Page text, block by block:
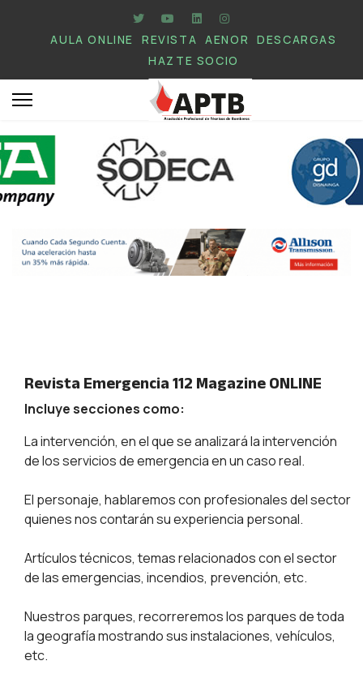
AULA ONLINE REVISTA AENOR
DESCARGAS
HAZTE SOCIO
Revista Emergencia 112 Magazine ONLINE
Incluye secciones como:
La intervención, en el que se analizará la intervención
de los servicios de emergencia en un caso real.
El personaje, hablaremos con profesionales del sector
quienes nos contarán su experiencia personal.
Artículos técnicos, temas relacionados con el sector
de las emergencias, incendios, prevención, etc.
Nuestros parques, recorreremos los parques de toda
la geografía mostrando sus instalaciones, vehículos,
etc.